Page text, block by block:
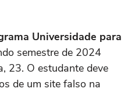
Universidade para
semestre de 2024
23. O estudante deve
de um site falso na